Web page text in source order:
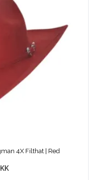
4X Filthat | Red